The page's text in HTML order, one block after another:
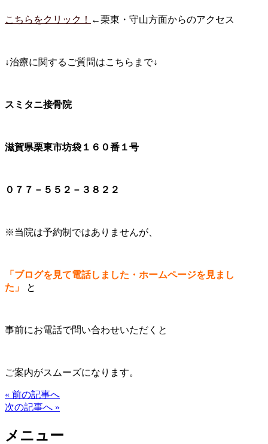
こちらをクリック！ ←栗東・守山方面からのアクセス
↓治療に関するご質問はこちらまで↓
スミタニ接骨院
滋賀県栗東市坊袋１６０番１号
０７７－５５２－３８２２
※当院は予約制ではありませんが、
「ブログを見て電話しました・ホームページを見まし
た」
と
事前にお電話で問い合わせいただくと
ご案内がスムーズになります。
« 前の記事へ
次の記事へ »
メニュー